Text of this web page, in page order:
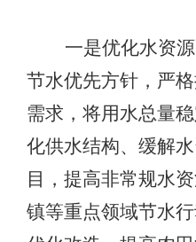
一是优化水资
节水优先方针 ，严
需求，将用水总量
化供水结构、缓解
目，提高非常规水
镇等重点领域节水